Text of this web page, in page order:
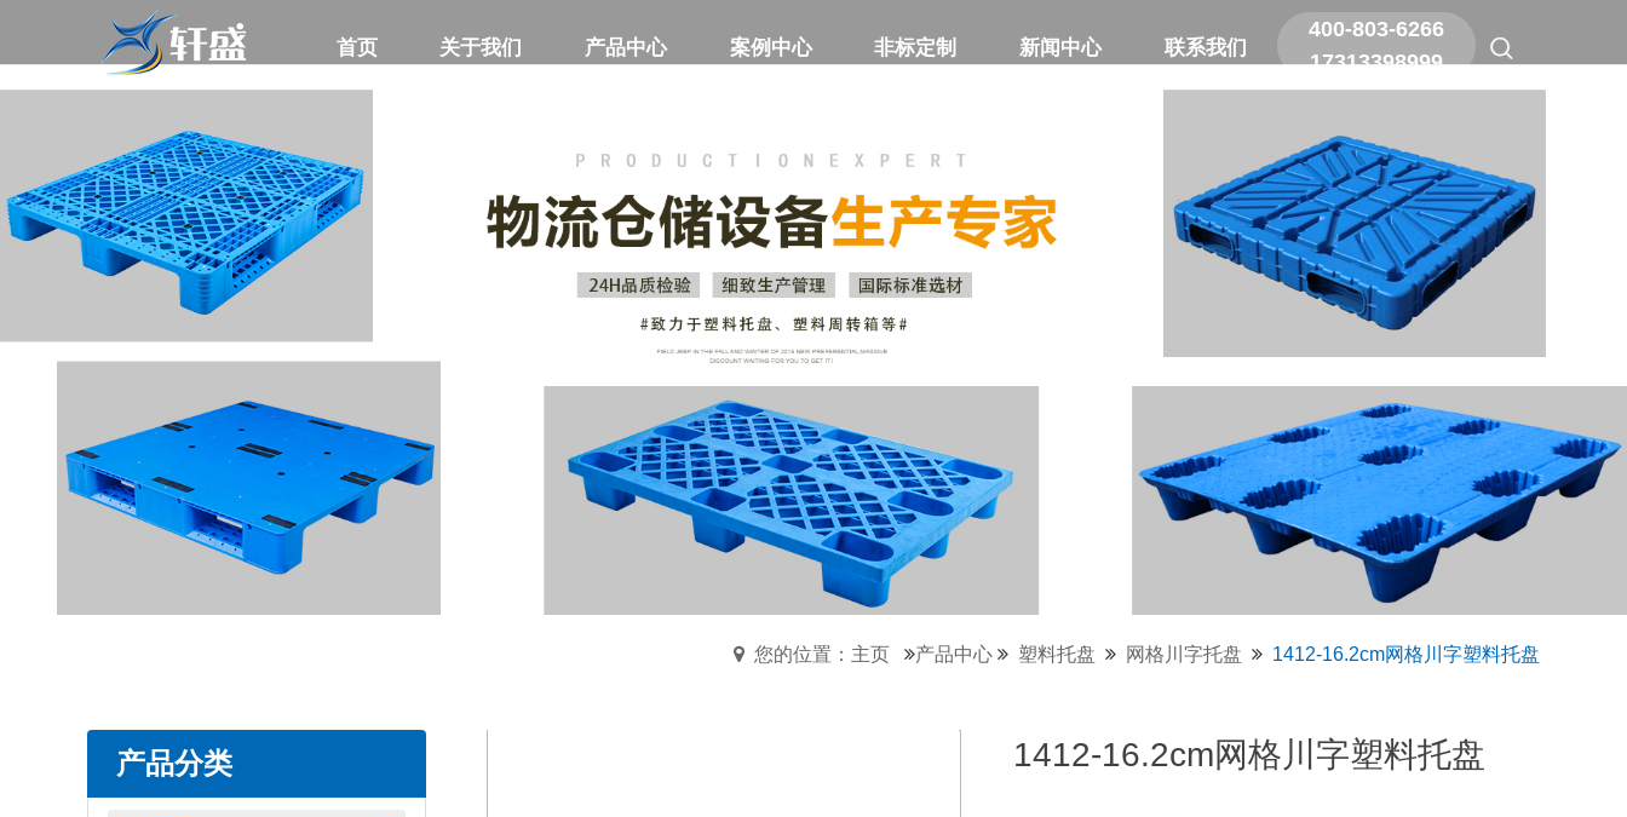
首页 关于我们 产品中心 案例中心 非标定制 新闻中心 联系我们
400-803-6266
17313398999
首页 关于我们 产品中心 案例中心 非标定制 新闻中心 联系我们
400-803-6266
17313398999
您的位置：主页 产品中心 塑料托盘 网格川字托盘 1412-16.2cm网格川字塑料托盘
产品分类 1412-16.2cm网格川字塑料托盘